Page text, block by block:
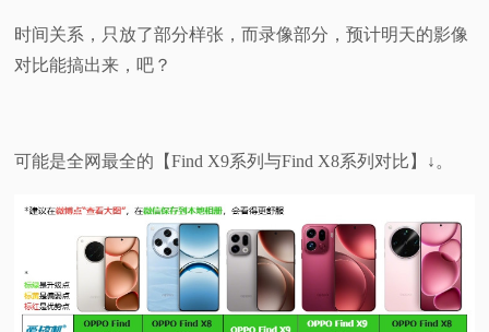
普
时间关系，只放了部分样张，而录像部分，预计明天的影像
对比能搞出来，吧？
可能是全网最全的【Find X9系列与Find X8系列对比】↓。